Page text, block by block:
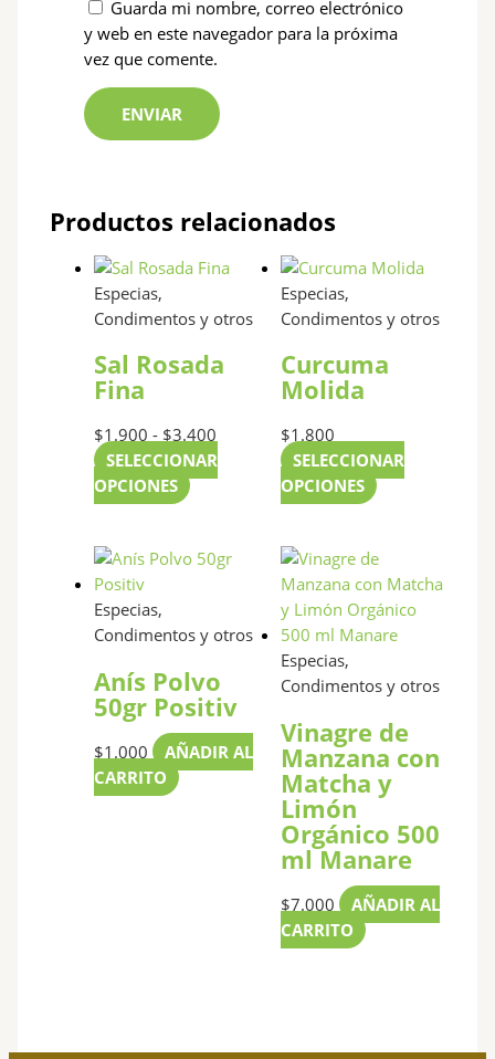
Guarda mi nombre, correo electrónico
y web en este navegador para la próxima
vez que comente.
Productos relacionados
Especias,
Condimentos y otros
Sal Rosada
Fina
$1.900 - $3.400
Rango
precios:
$1.900
SELECCIONAR
OPCIONES
Este
tiene
variantes.
se
pueden
elegir
página
Especias,
Condimentos y otros
Curcuma
Molida
$1.800
SELECCIONAR
OPCIONES
Este
tiene
variantes.
se
pueden
elegir
página
de
producto
Especias,
Condimentos y otros
Anís Polvo
50gr Positiv
$1.000
AÑADIR AL
CARRITO
Especias,
Condimentos y otros
Vinagre de
Manzana con
Matcha y
Limón
Orgánico 500
ml Manare
$7.000
AÑADIR AL
CARRITO